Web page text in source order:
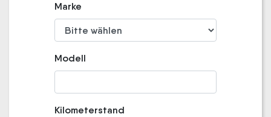
Marke
Modell
Kilometerstand